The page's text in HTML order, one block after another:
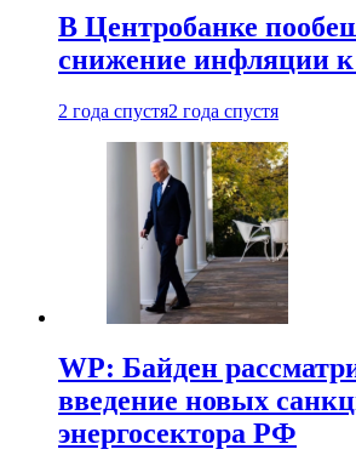
В Центробанке
снижение инфляции
2 года спустя2 года спустя
WP: Байден
введение новых
энергосектора РФ